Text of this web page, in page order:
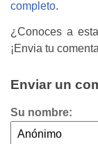
completo.
¿Conoces a
¡Envia tu
Enviar un
Su nombre: